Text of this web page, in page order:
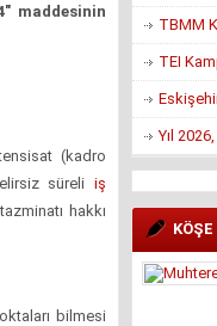
maddesinin
(kadro
süreli iş
hakkı
bilmesi
TBMM
TEI
Yıl